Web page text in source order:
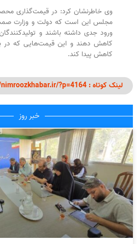
وی خاطرنشان کرد: در قیمت‌گذاری
مجلس این است که دولت و وزارت
ورود جدی داشته باشند و
کاهش دهند و این قیمت‌هایی که در
کاهش پیدا کند.
لینک کوتاه : https://nimroozkhabar.ir/?p=4164
خبر روز